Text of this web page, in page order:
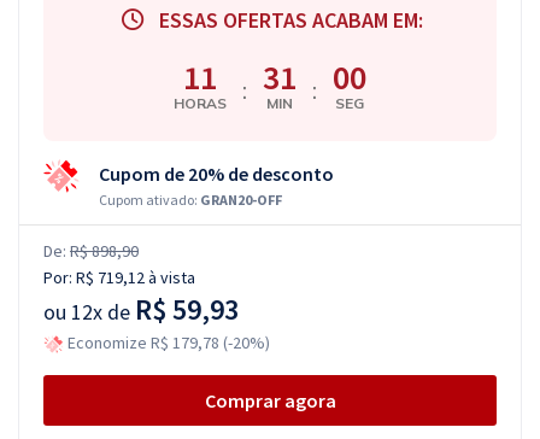
ESSAS OFERTAS ACABAM EM:
11
HORAS : 30
MIN : 59
SEG
Cupom de 20% de desconto
Cupom ativado: GRAN20-OFF
De: R$ 898,90
Por: R$ 719,12à vista
ou 12x de R$ 59,93
Economize R$ 179,78 (-20%)
Comprar agora